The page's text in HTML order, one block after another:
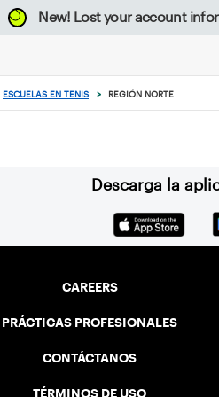
New! Lost your account
ESCUELAS EN TENIS > REGIÓN NORTE
Descarga la
CAREERS
PRÁCTICAS PROFESIONALES
CONTÁCTANOS
TÉRMINOS DE USO